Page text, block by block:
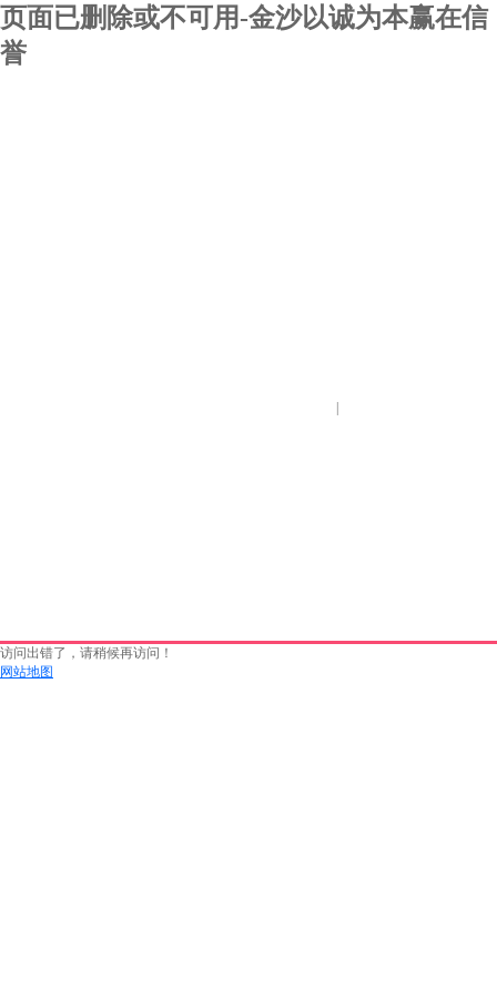
页面已删除或不可用-金沙以诚为本赢在信
誉
访问出错了，请稍候再访问！
网站地图